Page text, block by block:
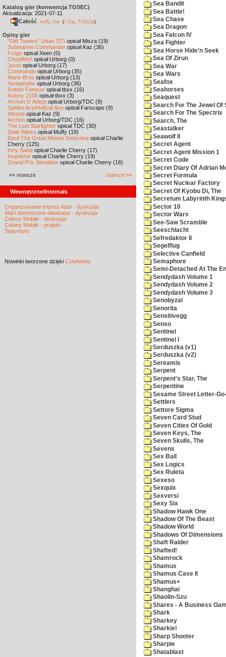
Katalog gier (konwencja TOSEC)
Aktualizacja: 2021-07-11
Całość md5 sha (7-Zip TUGZip)
Opisy gier
"Old Towers" (Atari ST) opisał Misza (19)
Submarine Commander opisał Kaz (36)
Frogs opisał Xeen (0)
Choplifter! opisał Urborg (0)
Joust opisał Urborg (17)
Commando opisał Urborg (35)
Mario Bros opisał Urborg (13)
Xenophobe opisał Urborg (36)
Robbo Forever opisał tbxx (16)
Kolony 2106 opisał tbxx (3)
Archon II: Adept opisał Urborg/TDC (9)
Spitfire Ace/Hellcat Ace opisał Farscape (9)
Wyspa opisał Kaz (9)
Archon opisał Urborg/TDC (16)
The Last Starfighter opisał TDC (30)
Dwie Wieże opisał Muffy (19)
Basil The Great Mouse Detective opisał Charlie
Cherry (125)
Inny Świat opisał Charlie Cherry (17)
Inspektor opisał Charlie Cherry (19)
Grand Prix Simulator opisał Charlie Cherry (16)
«« nowsze starsze »»
Wewnętrzne/Internals
Organizowanie imprez Atari - dyskusja
Atari demoscene database - dyskusja
Colony Mobile - dyskusja
Colony Mobile - projekt
Statystyki
Nowinki tworzone dzięki CuteNews
Sea Bandit
Sea Battle!
Sea Chase
Sea Dragon
Sea Falcon IV
Sea Fighter
Sea Horse Hide'n Seek
Sea Of Zirun
Sea War
Sea Wars
Seafox
Seahorses
Seaquest
Search For The Jewel Of
Search For The Spectrix
Search, The
Seastalker
Seawolf II
Secret Agent
Secret Agent Mission 1
Secret Code
Secret Diary Of Adrian
Secret Formula
Secret Nuclear Factory
Secret Of Kyobu Di, The
Secretum Labyrinth
Sector 10
Sector Wars
See-Saw Scramble
Seeschlacht
Sefredaktor II
Segelflug
Selective Canfield
Semaphore
Semi-Detached At The
Sendydash Volume 1
Sendydash Volume 2
Sendydash Volume 3
Senobyzal
Senorita
Sensitivegg
Senso
Sentinel
Sentinel I
Serduszka (v1)
Serduszka (v2)
Sereamis
Serpent
Serpent's Star, The
Serpentine
Sesame Street Letter-
Settlers
Settore Sigma
Seven Card Stud
Seven Cities Of Gold
Seven Keys, The
Seven Skulls, The
Sevens
Sex Ball
Sex Logics
Sex Ruleta
Sexeso
Sexquix
Sexversi
Sexy Six
Shadow Hawk One
Shadow Of The Beast
Shadow World
Shadows Of Dimensions
Shaft Raider
Shafted!
Shamrock
Shamus
Shamus Case II
Shamus+
Shanghai
Shaolin-Szu
Shares - A Business
Shark
Sharkey
Sharkie!
Sharp Shooter
Sharpie
Shatablast